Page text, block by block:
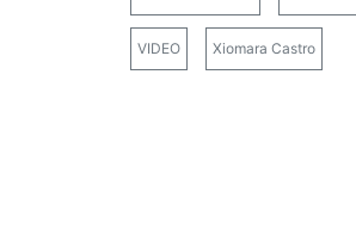
VIDEO Xiomara Castro